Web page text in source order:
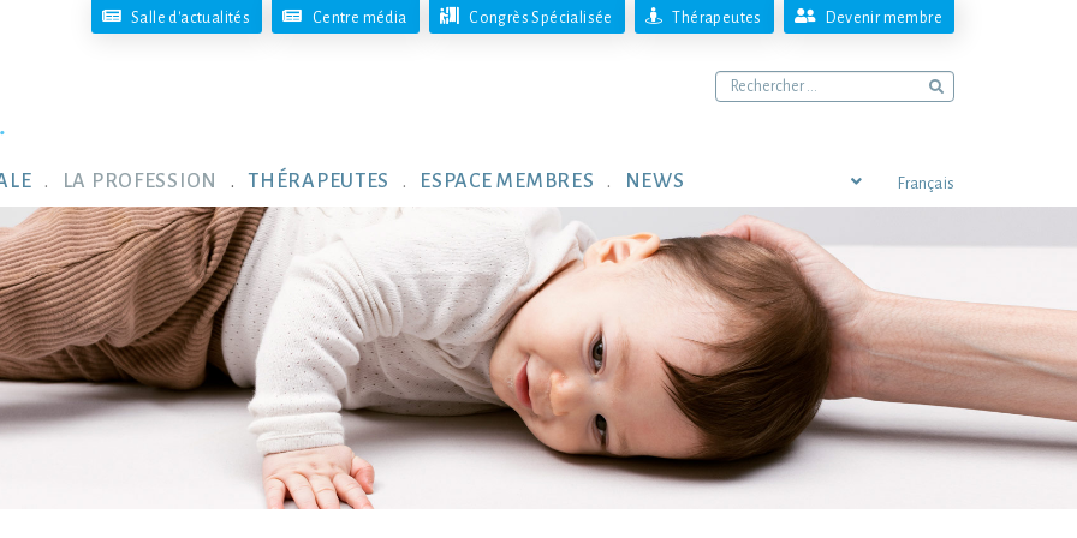
Salle d'actualités Centre média Congrès Spécialisée Thérapeutes Devenir membre
LA PROFESSION THÉRAPEUTES ESPACE MEMBRES NEWS Français